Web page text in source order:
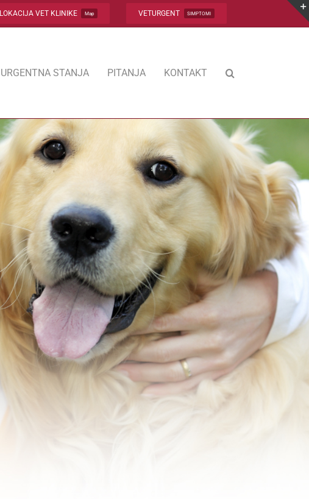
LOKACIJA VET KLINIKE Map VETURGENT SIMPTOMI
URGENTNA STANJA PITANJA KONTAKT